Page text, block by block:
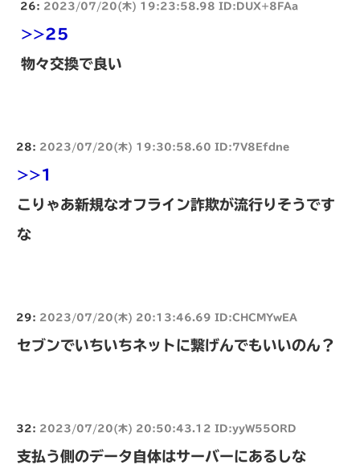
26: 2023/07/20(木) 19:23:58.98 ID:DUX+8FAa
>>25
物々交換で良い
28: 2023/07/20(木) 19:30:58.60 ID:7V8Efdne
>>1
こりゃあ新規なオフライン詐欺が流行りそうです
な
29: 2023/07/20(木) 20:13:46.69 ID:CHCMYwEA
セブンでいちいちネットに繋げんでもいいのん？
32: 2023/07/20(木) 20:50:43.12 ID:yyW55ORD
支払う側のデータ自体はサーバーにあるしな